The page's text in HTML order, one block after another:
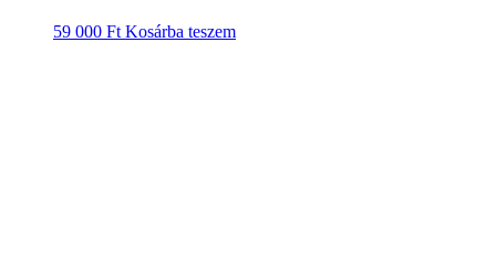
59 000 Ft Kosárba teszem